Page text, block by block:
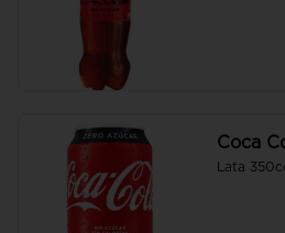
Coca
Lata